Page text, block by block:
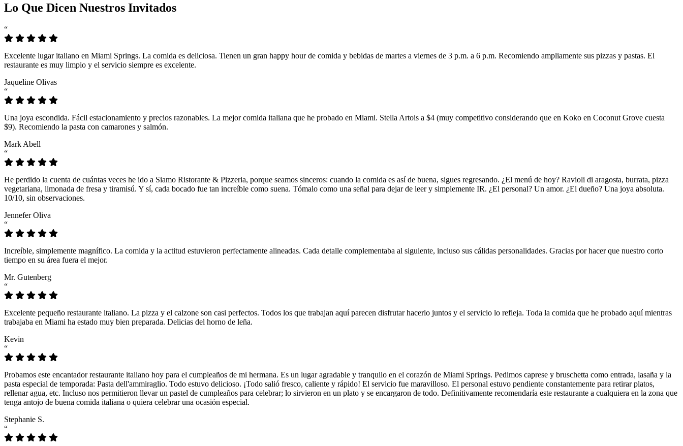
Lo Que Dicen Nuestros Invitados
“
Excelente lugar italiano en Miami Springs. La comida es deliciosa. Tienen un gran happy hour de comida y bebidas de martes a viernes de 3 p.m. a 6 p.m. Recomiendo ampliamente sus pizzas y pastas. El
restaurante es muy limpio y el servicio siempre es excelente.
Jaqueline Olivas
“
Una joya escondida. Fácil estacionamiento y precios razonables. La mejor comida italiana que he probado en Miami. Stella Artois a $4 (muy competitivo considerando que en Koko en Coconut Grove cuesta
$9). Recomiendo la pasta con camarones y salmón.
Mark Abell
“
He perdido la cuenta de cuántas veces he ido a Siamo Ristorante & Pizzeria, porque seamos sinceros: cuando la comida es así de buena, sigues regresando. ¿El menú de hoy? Ravioli di aragosta, burrata, pizza
vegetariana, limonada de fresa y tiramisú. Y sí, cada bocado fue tan increíble como suena. Tómalo como una señal para dejar de leer y simplemente IR. ¿El personal? Un amor. ¿El dueño? Una joya absoluta.
10/10, sin observaciones.
Jennefer Oliva
“
Increíble, simplemente magnífico. La comida y la actitud estuvieron perfectamente alineadas. Cada detalle complementaba al siguiente, incluso sus cálidas personalidades. Gracias por hacer que nuestro corto
tiempo en su área fuera el mejor.
Mr. Gutenberg
“
Excelente pequeño restaurante italiano. La pizza y el calzone son casi perfectos. Todos los que trabajan aquí parecen disfrutar hacerlo juntos y el servicio lo refleja. Toda la comida que he probado aquí mientras
trabajaba en Miami ha estado muy bien preparada. Delicias del horno de leña.
Kevin
“
Probamos este encantador restaurante italiano hoy para el cumpleaños de mi hermana. Es un lugar agradable y tranquilo en el corazón de Miami Springs. Pedimos caprese y bruschetta como entrada, lasaña y la
pasta especial de temporada: Pasta dell'ammiraglio. Todo estuvo delicioso. ¡Todo salió fresco, caliente y rápido! El servicio fue maravilloso. El personal estuvo pendiente constantemente para retirar platos,
rellenar agua, etc. Incluso nos permitieron llevar un pastel de cumpleaños para celebrar; lo sirvieron en un plato y se encargaron de todo. Definitivamente recomendaría este restaurante a cualquiera en la zona que
tenga antojo de buena comida italiana o quiera celebrar una ocasión especial.
Stephanie S.
“